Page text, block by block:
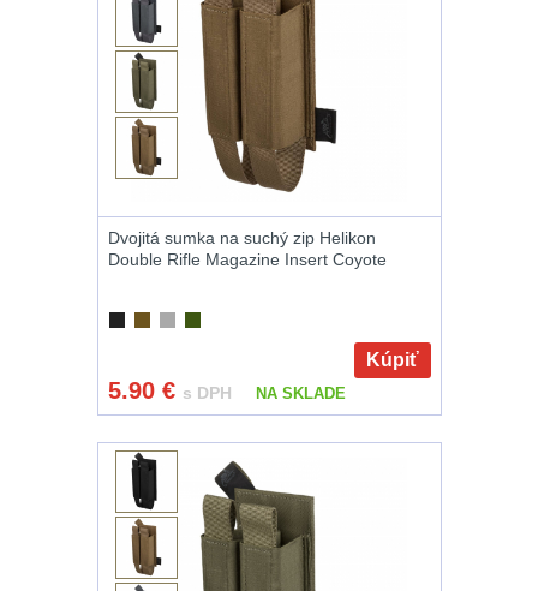
Adaptéry
32
Nože164
Taktická pera4
Láhve16
17
Na přežití25
Ostatní 45
DOPLNKY K
ZBRANIAM
(660)
Montáže na
Dvojitá sumka na suchý zip Helikon
Double Rifle Magazine Insert Coyote
Kúpiť
5.90 € s DPH NA SKLADE